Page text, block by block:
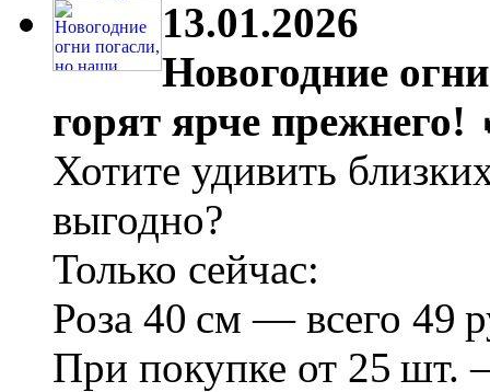
13.01.2026
Новогодние
горят ярче прежнего!
Хотите удивить
выгодно?
Только сейчас:
Роза 40 см — всего 49
При покупке от 25 шт.